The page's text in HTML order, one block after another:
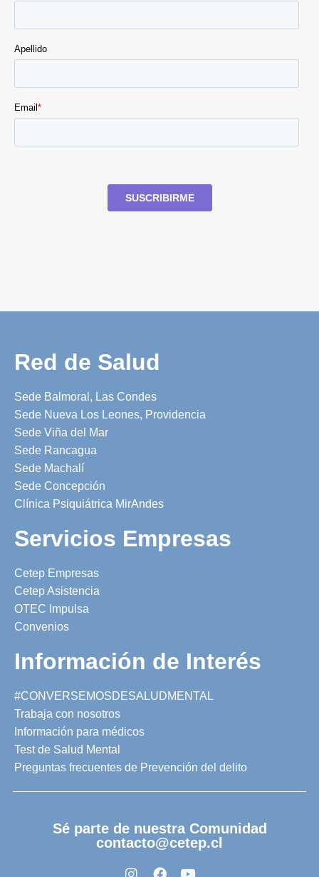
Red de Salud
Sede Balmoral, Las Condes
Sede Nueva Los Leones, Providencia
Sede Viña del Mar
Sede Rancagua
Sede Machalí
Sede Concepción
Clínica Psiquiátrica MirAndes
Servicios Empresas
Cetep Empresas
Cetep Asistencia
OTEC Impulsa
Convenios
Información de Interés
#CONVERSEMOSDESALUDMENTAL
Trabaja con nosotros
Información para médicos
Test de Salud Mental
Preguntas frecuentes de Prevención del delito
Sé parte de nuestra Comunidad
contacto@cetep.cl